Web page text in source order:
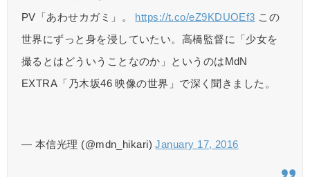
PV「あわせカガミ」。 https://t.co/eZ9KDUOEf3 この
世界にずっと身を浸していたい。高橋監督に「少女を
撮るとはどういうことなのか」というのはMdN
EXTRA「乃木坂46 映像の世界」で深く聞きました。
— 本信光理 (@mdn_hikari)January 17, 2016